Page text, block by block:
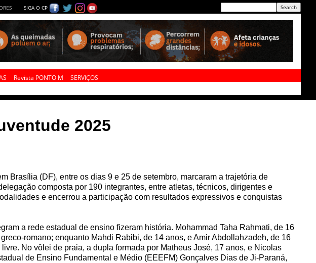
SIGA O CP
Revista PONTO M SERVIÇOS
2025
Brasília (DF), entre os dias 9 e 25 de setembro, marcaram a trajetória de
composta por 190 integrantes, entre atletas, técnicos, dirigentes e
e encerrou a participação com resultados expressivos e conquistas
a rede estadual de ensino fizeram história. Mohammad Taha Rahmati, de 16
romano; enquanto Mahdi Rabibi, de 14 anos, e Amir Abdollahzadeh, de 16
No vôlei de praia, a dupla formada por Matheus José, 17 anos, e Nicolas
de Ensino Fundamental e Médio (EEEFM) Gonçalves Dias de Ji-Paraná,